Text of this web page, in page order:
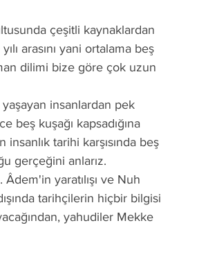
arasını yani ortalama beş
dilimi bize göre çok uzun
beş kuşağı kapsadığına
tarihi karşısında beş
gerçeğini anlarız.
tarihçilerin hiçbir bilgisi
yahudiler Mekke